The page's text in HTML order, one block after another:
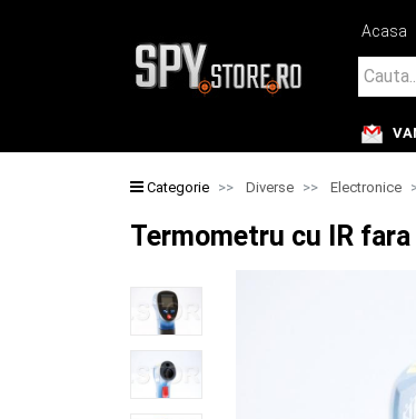
Acasa
Cauta...
Categorie Diverse Electronice
Termometru cu IR